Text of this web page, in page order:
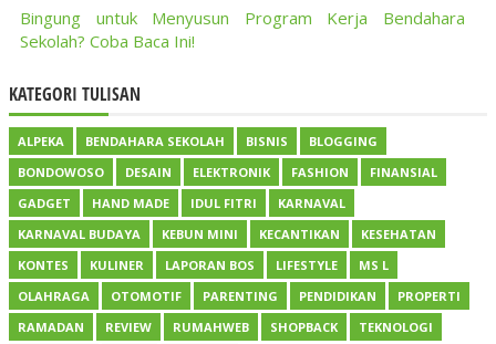
Bingung untuk Menyusun Program Kerja Bendahara
Sekolah? Coba Baca Ini!
KATEGORI TULISAN
ALPEKA BENDAHARA SEKOLAH BISNIS
BLOGGING
BONDOWOSO
DESAIN ELEKTRONIK FASHION
FINANSIAL
GADGET
HAND MADE IDUL FITRI
KARNAVAL
KARNAVAL BUDAYA
KEBUN MINI KECANTIKAN
KESEHATAN
KONTES
KULINER LAPORAN BOS LIFESTYLE
MS L
OLAHRAGA
OTOMOTIF PARENTING PENDIDIKAN
PROPERTI
RAMADAN
REVIEW RUMAHWEB SHOPBACK
TEKNOLOGI